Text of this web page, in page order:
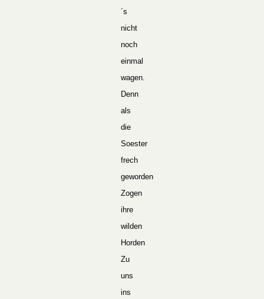
´s
nicht
noch
einmal
wagen.
Denn
als
die
Soester
frech
geworden
Zogen
ihre
wilden
Horden
Zu
uns
ins